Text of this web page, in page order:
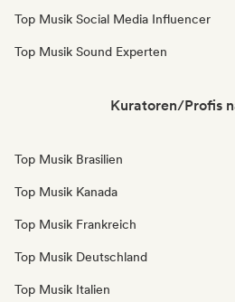
Top Musik Social Media Influencer
Top Musik Sound Experten
Kuratoren/Profis
Top Musik Brasilien
Top Musik Kanada
Top Musik Frankreich
Top Musik Deutschland
Top Musik Italien